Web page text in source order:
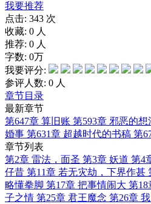
我要推荐
点击: 343 次
收藏: 0 人
推荐: 0 人
字数: 0万
我要评分:
参评人数: 0 人
章节目录
最新章节
第647章 算旧账 第593章 邪恶的想
婚事 第631章 超越时代的书稿 第
章节列表
第2章 雷法，面圣 第3章 妖道 第4
仔昔 第11章 若无灾劫，下界作甚
略懂拳脚 第17章 把事情闹大 第18
子之情 第25章 君王魔念 第26章